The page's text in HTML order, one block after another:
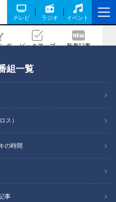
テレビ ラジオ イベント
グ ピックアップ 新着記事
組一覧
ス）
の時間
事
に戻る